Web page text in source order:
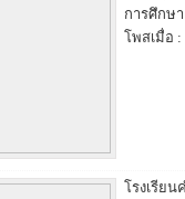
การศึกษา
โพสเมื่อ :
โรงเรีย